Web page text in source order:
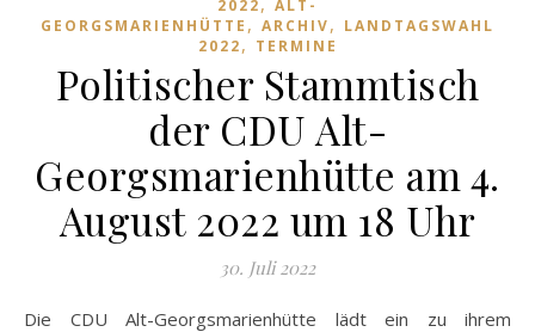
2022
ALT-
GEORGSMARIENHÜTTE , ARCHIV, LANDTAGSWAHL
2022, TERMINE
Politischer Stammtisch
der CDU Alt-
Georgsmarienhütte am 4.
August 2022 um 18 Uhr
30. Juli 2022
Die CDU Alt-Georgsmarienhütte lädt ein zu ihrem